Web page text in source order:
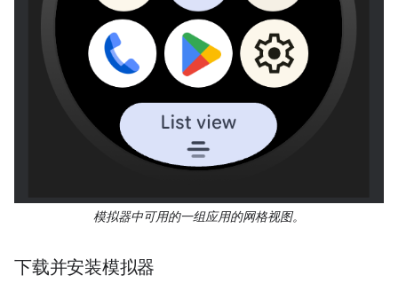
模拟器中可用的一组应用的网格视图。
下载并安装模拟器